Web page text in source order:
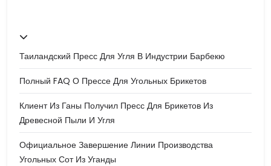
Таиландский Пресс Для Угля В Индустрии Барбекю
Полный FAQ О Прессе Для Угольных Брикетов
Клиент Из Ганы Получил Пресс Для Брикетов Из
Древесной Пыли И Угля
Официальное Завершение Линии Производства
Угольных Сот Из Уганды